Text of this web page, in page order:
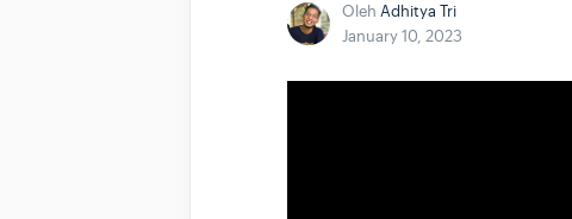
Oleh Adhitya Tri
January 10, 2023